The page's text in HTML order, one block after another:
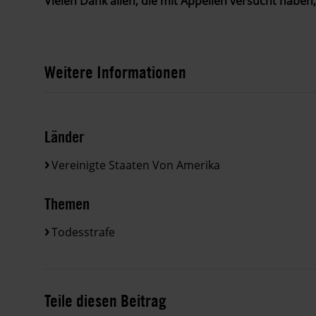
Weitere Informationen
Länder
Vereinigte Staaten Von Amerika
Themen
Todesstrafe
Teile diesen Beitrag